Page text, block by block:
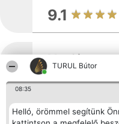
TURUL Bútor
08:35
Helló, örömmel segítünk
9.1
Díjazottak
MaxCity
A MaxCity
autópálya 14-es
ahol